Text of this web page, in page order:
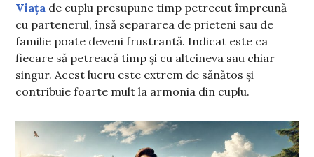
Viața de cuplu presupune timp petrecut împreună
cu partenerul, însă separarea de prieteni sau de
familie poate deveni frustrantă. Indicat este ca
fiecare să petreacă timp și cu altcineva sau chiar
singur. Acest lucru este extrem de sănătos și
contribuie foarte mult la armonia din cuplu.